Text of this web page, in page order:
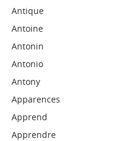
Antique
Antoine
Antonin
Antonio
Antony
Apparences
Apprend
Apprendre